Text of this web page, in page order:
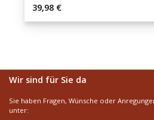
Regulärer Preis:
39,98 €
Wir sind für Sie da
Sie haben Fragen, Wünsche oder
unter: